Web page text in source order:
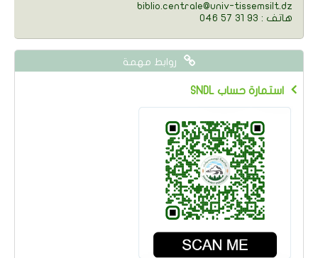
biblio.centrale@univ-tissemsilt.dz
046 57 31 93 : هاتف
روابط مهمة
SNDL استمارة حساب